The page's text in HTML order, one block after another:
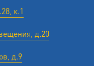
к.1
д.20
д.9